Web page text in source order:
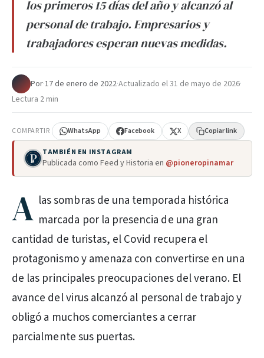
los primeros 15 días del año y alcanzó al
personal de trabajo. Empresarios y
trabajadores esperan nuevas medidas.
Por·17 de enero de 2022·Actualizado el31 de mayo de 2026·
Lectura 2 min
COMPARTIR WhatsApp Facebook X Copiar link
TAMBIÉN EN INSTAGRAM
Publicada como Feed y Historia en @pioneropinamar
A las sombras de una temporada histórica
marcada por la presencia de una gran
cantidad de turistas, el Covid recupera el
protagonismo y amenaza con convertirse en una
de las principales preocupaciones del verano. El
avance del virus alcanzó al personal de trabajo y
obligó a muchos comerciantes a cerrar
parcialmente sus puertas.